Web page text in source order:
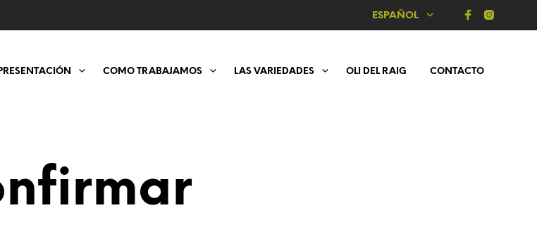
ESPAÑOL
PRESENTACIÓN COMO TRABAJAMOS LAS VARIEDADES OLI DEL RAIG CONTACTO